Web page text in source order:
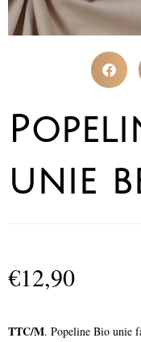
unie
€12,90
TTC/M. Popeline Bio unie